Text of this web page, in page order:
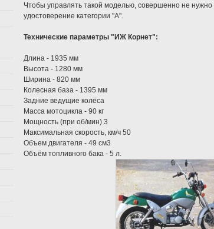
Чтобы управлять такой моделью, совершенно не
удостоверение категории "А".
Технические параметры "ИЖ Корнет":
Длина - 1935 мм
Высота - 1280 мм
Ширина - 820 мм
Колесная база - 1395 мм
Задние ведущие колёса
Масса мотоцикла - 90 кг
Мощность (при об/мин) 3
Максимальная скорость, км/ч 50
Объем двигателя - 49 см3
Объём топливного бака - 5 л.